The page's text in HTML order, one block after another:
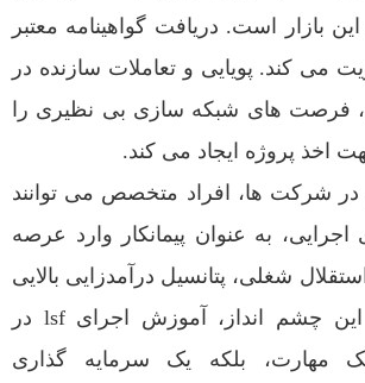
بازار است. دریافت گواهینامه معتبر
می کند. پویایی و تعاملات سازنده در
فرصت های شبکه سازی بی نظیری را
اخذ پروژه ایجاد می کند.
در شرکت ها، افراد متخصص می توانند
به عنوان پیمانکار وارد عرصه
شغلی، پتانسیل درآمدزایی بالایی
دارد. با توجه به این چشم انداز، آموزش اجرای lsf در
مهارت، بلکه یک سرمایه گذاری